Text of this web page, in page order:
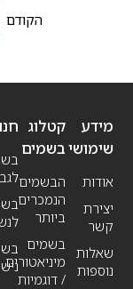
הקודם
מידע
שימושי
אודות
יצירת
קשר
שאלות
נוספות
קטלוג
בשמים
הבשמים
הנמכרים
ביותר
בשמים
מיניאטורים
/ דוגמיות